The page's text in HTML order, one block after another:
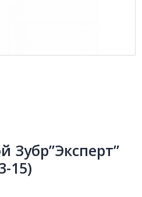
Зубр”Эксперт”
15)